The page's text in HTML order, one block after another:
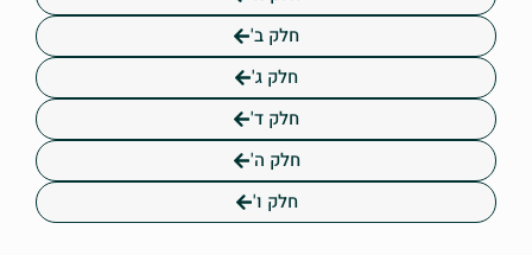
חלק ב'
חלק ג'
חלק ד'
חלק ה'
חלק ו'